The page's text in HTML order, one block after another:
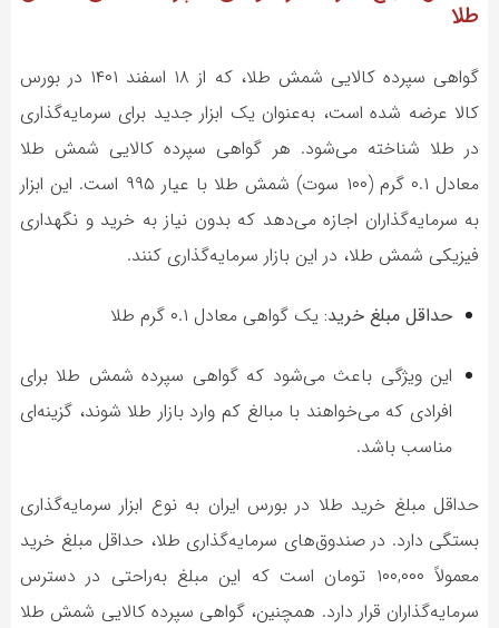
طلا
گواهی سپرده کالایی شمش طلا، که از ۱۸ اسفند ۱۴۰۱ در بورس
کالا عرضه شده است، به‌عنوان یک ابزار جدید برای سرمایه‌گذاری
در طلا شناخته می‌شود. هر گواهی سپرده کالایی شمش طلا
معادل ۰.۱ گرم (۱۰۰ سوت) شمش طلا با عیار ۹۹۵ است. این ابزار
به سرمایه‌گذاران اجازه می‌دهد که بدون نیاز به خرید و نگهداری
فیزیکی شمش طلا، در این بازار سرمایه‌گذاری کنند.
حداقل مبلغ خرید: یک گواهی معادل ۰.۱ گرم طلا
این ویژگی باعث می‌شود که گواهی سپرده شمش طلا برای
افرادی که می‌خواهند با مبالغ کم وارد بازار طلا شوند، گزینه‌ای
مناسب باشد.
حداقل مبلغ خرید طلا در بورس ایران به نوع ابزار سرمایه‌گذاری
بستگی دارد. در صندوق‌های سرمایه‌گذاری طلا، حداقل مبلغ خرید
معمولاً ۱۰۰,۰۰۰ تومان است که این مبلغ به‌راحتی در دسترس
سرمایه‌گذاران قرار دارد. همچنین، گواهی سپرده کالایی شمش طلا